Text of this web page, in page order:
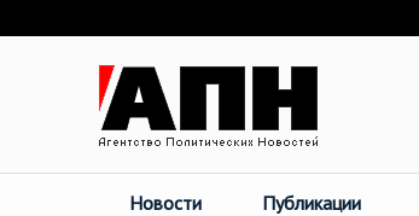
Новости Публикации